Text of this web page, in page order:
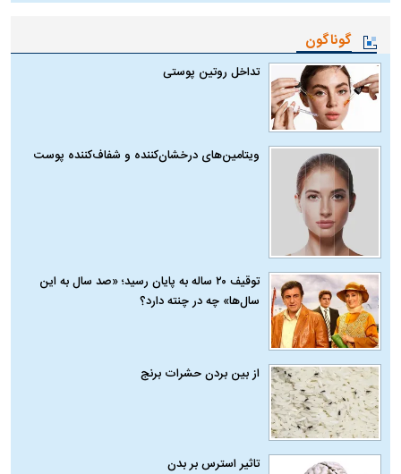
گوناگون
تداخل روتین پوستی
ویتامین‌های درخشان‌کننده و شفاف‌کننده پوست
توقیف ۲۰ ساله به پایان رسید؛ «صد سال به این
سال‌ها» چه در چنته دارد؟
از بین بردن حشرات برنج
تاثیر استرس بر بدن